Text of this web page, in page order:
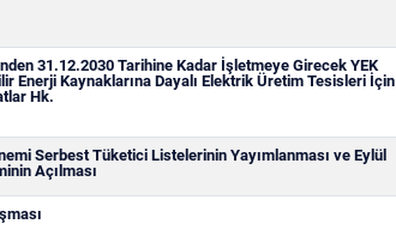
31.12.2030 Tarihine Kadar İşletmeye Girecek YEK
Enerji Kaynaklarına Dayalı Elektrik Üretim Tesisleri İçin
Hk.
Serbest Tüketici Listelerinin Yayımlanması ve Eylül
Açılması